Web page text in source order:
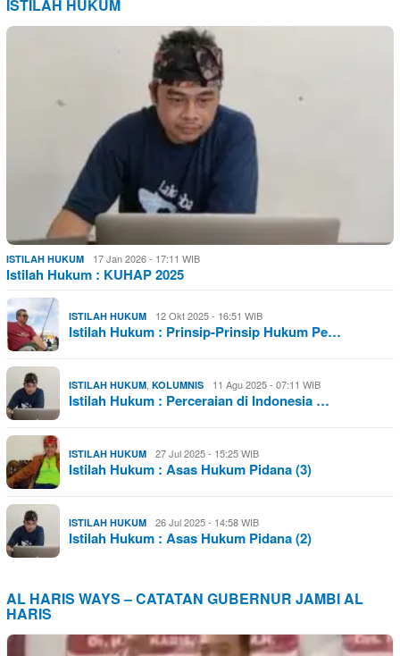
ISTILAH HUKUM
ISTILAH HUKUM 17 Jan 2026 - 17:11 WIB
Istilah Hukum : KUHAP 2025
ISTILAH HUKUM 12 Okt 2025 - 16:51 WIB
Istilah Hukum : Prinsip-Prinsip Hukum Pe…
ISTILAH HUKUM, KOLUMNIS 11 Agu 2025 - 07:11 WIB
Istilah Hukum : Perceraian di Indonesia …
ISTILAH HUKUM 27 Jul 2025 - 15:25 WIB
Istilah Hukum : Asas Hukum Pidana (3)
ISTILAH HUKUM 26 Jul 2025 - 14:58 WIB
Istilah Hukum : Asas Hukum Pidana (2)
AL HARIS WAYS – CATATAN GUBERNUR JAMBI AL
HARIS